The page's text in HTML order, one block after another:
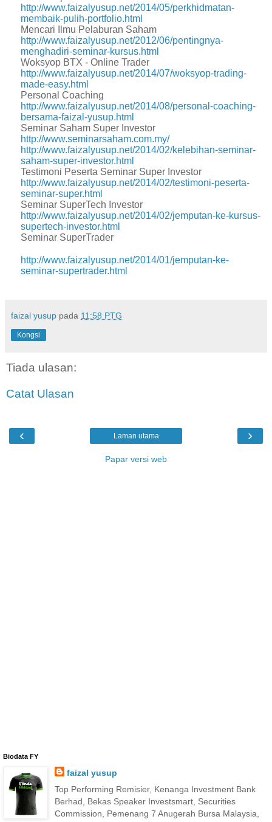
http://www.faizalyusup.net/2014/05/perkhidmatan-
membaik-pulih-portfolio.html
Mencari Ilmu Pelaburan Saham
http://www.faizalyusup.net/2012/06/pentingnya-
menghadiri-seminar-kursus.html
Woksyop BTX - Online Trader
http://www.faizalyusup.net/2014/07/woksyop-trading-
made-easy.html
Personal Coaching
http://www.faizalyusup.net/2014/08/personal-coaching-
bersama-faizal-yusup.html
Seminar Saham Super Investor
http://www.seminarsaham.com.my/
http://www.faizalyusup.net/2014/02/kelebihan-seminar-
saham-super-investor.html
Testimoni Peserta Seminar Super Investor
http://www.faizalyusup.net/2014/02/testimoni-peserta-
seminar-super.html
Seminar SuperTech Investor
http://www.faizalyusup.net/2014/02/jemputan-ke-kursus-
supertech-investor.html
Seminar SuperTrader
http://www.faizalyusup.net/2014/01/jemputan-ke-
seminar-supertrader.html
faizal yusup pada 11:58 PTG
Kongsi
Tiada ulasan:
Catat Ulasan
‹ ›
Laman utama
Papar versi web
Biodata FY
faizal yusup
Top Performing Remisier, Kenanga Investment Bank
Berhad, Bekas Speaker Investsmart, Securities
Commission, Pemenang 7 Anugerah Bursa Malaysia,